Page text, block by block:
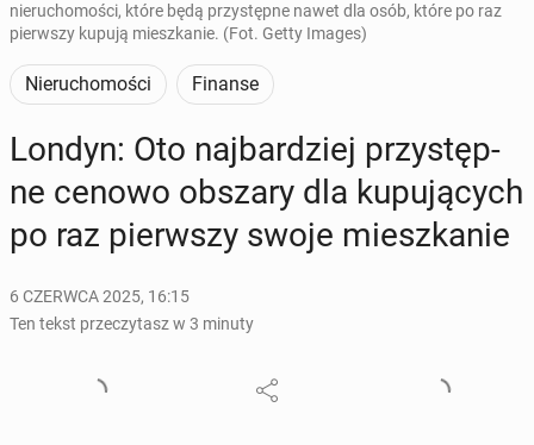
nieruchomości, które będą przystępne nawet dla osób, które po raz
pierwszy kupują mieszkanie. (Fot. Getty Images)
Nieruchomości Finanse
Londyn: Oto naj­bar­dziej przy­stęp­
ne cenowo obszary dla ku­pu­ją­cych
po raz pierw­szy swoje miesz­ka­nie
6 CZERWCA 2025, 16:15
Ten tekst przeczytasz w 3 minuty